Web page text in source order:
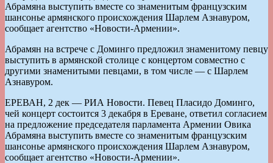
Абрамяна выступить вместе со знаменитым французским
шансонье армянского происхождения Шарлем Азнавуром,
сообщает агентство «Новости-Армении».
Абрамян на встрече с Доминго предложил знаменитому певцу
выступить в армянской столице с концертом совместно с
другими знаменитыми певцами, в том числе — с Шарлем
Азнавуром.
ЕРЕВАН, 2 дек — РИА Новости. Певец Пласидо Доминго,
чей концерт состоится 3 декабря в Ереване, ответил согласием
на предложение председателя парламента Армении Овика
Абрамяна выступить вместе со знаменитым французским
шансонье армянского происхождения Шарлем Азнавуром,
сообщает агентство «Новости-Армении».